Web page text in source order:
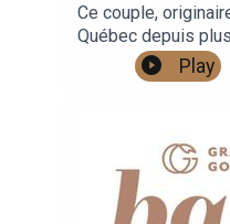
Ce couple,
Québec depuis
comme mission
végétaliens, sains,
Play